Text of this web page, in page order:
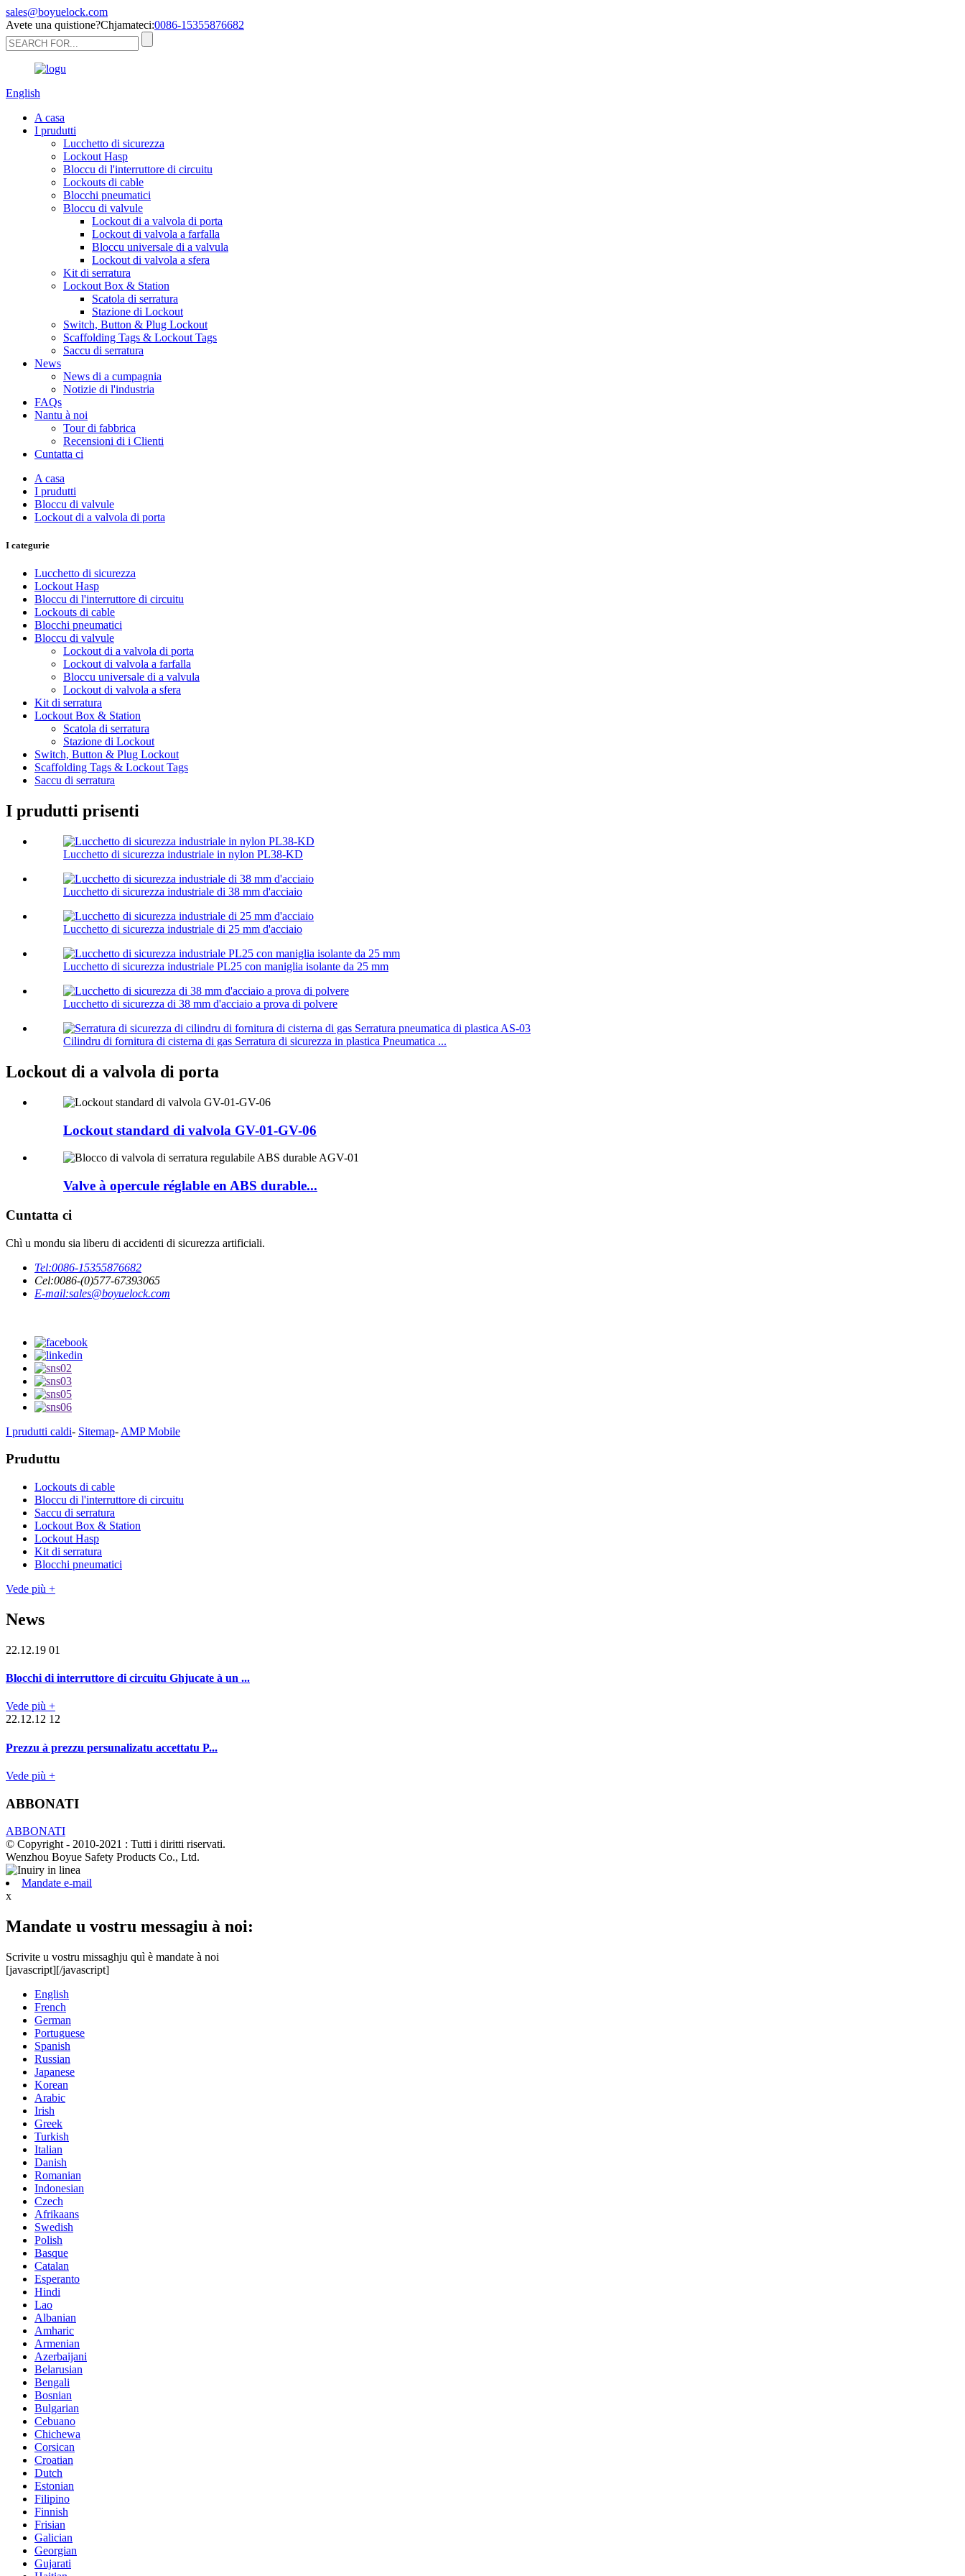
sales@boyuelock.com
Avete una quistione?Chjamateci:0086-15355876682
English
A casa
I prudutti
Lucchetto di sicurezza
Lockout Hasp
Bloccu di l'interruttore di circuitu
Lockouts di cable
Blocchi pneumatici
Bloccu di valvule
Lockout di a valvola di porta
Lockout di valvola a farfalla
Bloccu universale di a valvula
Lockout di valvola a sfera
Kit di serratura
Lockout Box & Station
Scatola di serratura
Stazione di Lockout
Switch, Button & Plug Lockout
Scaffolding Tags & Lockout Tags
Saccu di serratura
News
News di a cumpagnia
Notizie di l'industria
FAQs
Nantu à noi
Tour di fabbrica
Recensioni di i Clienti
Cuntatta ci
A casa
I prudutti
Bloccu di valvule
Lockout di a valvola di porta
I categurie
Lucchetto di sicurezza
Lockout Hasp
Bloccu di l'interruttore di circuitu
Lockouts di cable
Blocchi pneumatici
Bloccu di valvule
Lockout di a valvola di porta
Lockout di valvola a farfalla
Bloccu universale di a valvula
Lockout di valvola a sfera
Kit di serratura
Lockout Box & Station
Scatola di serratura
Stazione di Lockout
Switch, Button & Plug Lockout
Scaffolding Tags & Lockout Tags
Saccu di serratura
I prudutti prisenti
Lucchetto di sicurezza industriale in nylon PL38-KD
Lucchetto di sicurezza industriale di 38 mm d'acciaio
Lucchetto di sicurezza industriale di 25 mm d'acciaio
Lucchetto di sicurezza industriale PL25 con maniglia isolante da 25 mm
Lucchetto di sicurezza di 38 mm d'acciaio a prova di polvere
Cilindru di fornitura di cisterna di gas Serratura di sicurezza in plastica Pneumatica ...
Lockout di a valvola di porta
Lockout standard di valvola GV-01-GV-06
Valve à opercule réglable en ABS durable...
Cuntatta ci
Chì u mondu sia liberu di accidenti di sicurezza artificiali.
Tel:0086-15355876682
Cel:0086-(0)577-67393065
E-mail:sales@boyuelock.com
I prudutti caldi- Sitemap- AMP Mobile
Pruduttu
Lockouts di cable
Bloccu di l'interruttore di circuitu
Saccu di serratura
Lockout Box & Station
Lockout Hasp
Kit di serratura
Blocchi pneumatici
Vede più +
News
22.12.19 01
Blocchi di interruttore di circuitu Ghjucate à un ...
Vede più +
22.12.12 12
Prezzu à prezzu persunalizatu accettatu P...
Vede più +
ABBONATI
ABBONATI
© Copyright - 2010-2021 : Tutti i diritti riservati.
Wenzhou Boyue Safety Products Co., Ltd.
Mandate e-mail
x
Mandate u vostru messagiu à noi:
Scrivite u vostru missaghju quì è mandate à noi
[javascript][/javascript]
English
French
German
Portuguese
Spanish
Russian
Japanese
Korean
Arabic
Irish
Greek
Turkish
Italian
Danish
Romanian
Indonesian
Czech
Afrikaans
Swedish
Polish
Basque
Catalan
Esperanto
Hindi
Lao
Albanian
Amharic
Armenian
Azerbaijani
Belarusian
Bengali
Bosnian
Bulgarian
Cebuano
Chichewa
Corsican
Croatian
Dutch
Estonian
Filipino
Finnish
Frisian
Galician
Georgian
Gujarati